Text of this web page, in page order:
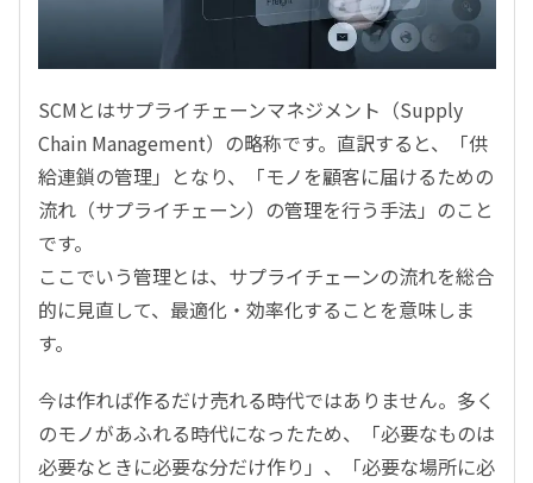
SCMとはサプライチェーンマネジメント（Supply
Chain Management）の略称です。直訳すると、「供
給連鎖の管理」となり、「モノを顧客に届けるための
流れ（サプライチェーン）の管理を行う手法」のこと
です。
ここでいう管理とは、サプライチェーンの流れを総合
的に見直して、最適化・効率化することを意味しま
す。
今は作れば作るだけ売れる時代ではありません。多く
のモノがあふれる時代になったため、「必要なものは
必要なときに必要な分だけ作り」、「必要な場所に必